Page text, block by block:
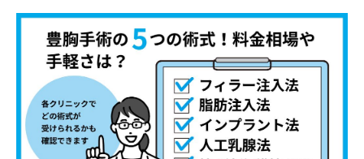
豊胸手術に関する質問5選！
結論と安全な手術を受けるための3つのアドバ
イス
まとめ：新宿周辺で評判の豊胸手術におすすめ
のクリニック5選
せ